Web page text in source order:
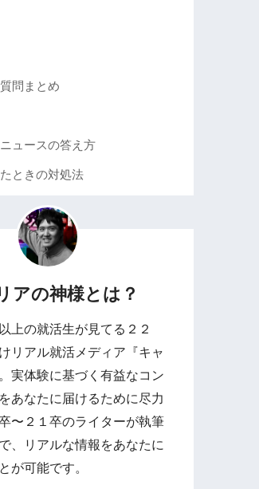
問まとめ
ュースの答え方
ときの対処法
アの神様とは？
上の就活生が見てる２２
リアル就活メディア『キャ
実体験に基づく有益なコン
あなたに届けるために尽力
〜２１卒のライターが執筆
、リアルな情報をあなたに
が可能です。